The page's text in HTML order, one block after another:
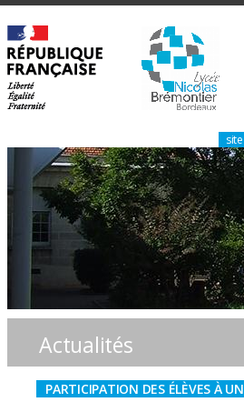
Actualités
PARTICIPATION DES ÉLÈVES À